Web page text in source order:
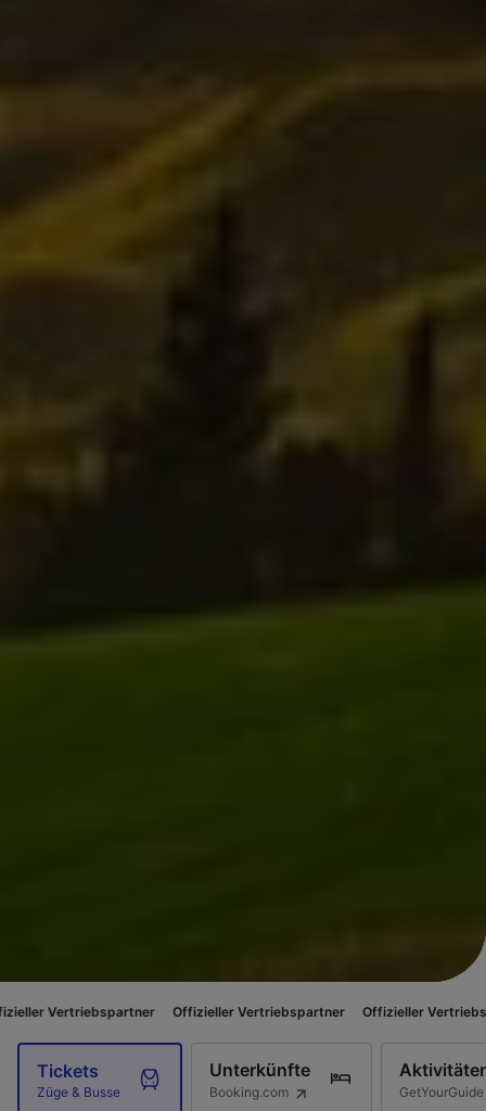
Offizieller Vertriebspartner Offizieller Vertriebspartner
Tickets
Züge & Busse
Unterkünfte
Booking.com GetYourGuide